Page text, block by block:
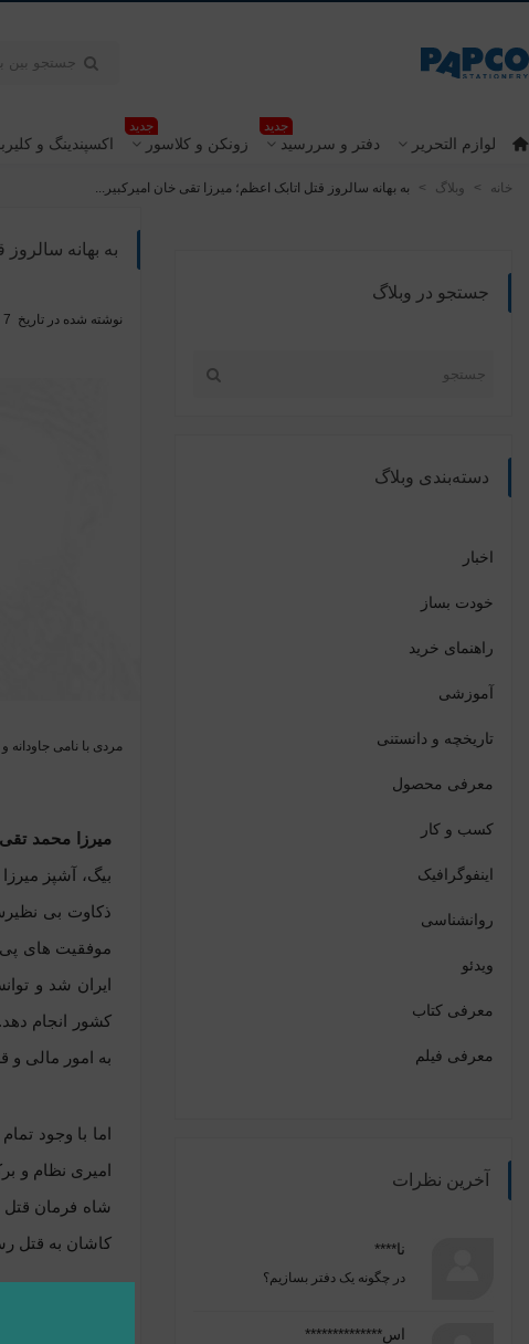
لوازم التحریر دفتر و سررسید
جدید
زونکن و کلاسور
جدید
اکسپندینگ و
خانه > وبلاگ > به بهانه سالروز قتل اتابک اعظم؛ میرزا تقی خان امیرکبیر...
جستجو در وبلاگ
دسته‌بندی وبلاگ
اخبار
خودت بساز
راهنمای خرید
آموزشی
تاریخچه و دانستنی
معرفی محصول
کسب و کار
اینفوگرافیک
روانشناسی
ویدئو
معرفی کتاب
معرفی فیلم
آخرین نظرات
نا****
در چگونه یک دفتر بسازیم؟
اس**************
به بهانه
نوشته شده در تاریخ 7 سال پیش
مردی با نامی جاودانه و
میرزا محمد
بیگ، آشپز
ذکاوت بی
موفقیت های پی
ایران شد و
کشور انجام
به امور مالی
اما با وجود
امیری نظام و
کاشان به قتل
به گواه